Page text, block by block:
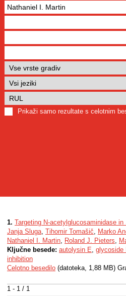
Prikaži samo rezultate s celotnim
1 - 1 / 1
1. Targeting N-acetylglucosaminidase
Janja Sluga, Tihomir Tomašič, Marko
Nathaniel I. Martin, Roland J. Pieters,
Ključne besede: autolysin E, glycoside
inhibition
Celotno besedilo (datoteka, 1,88 MB)